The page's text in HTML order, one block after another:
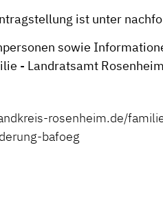
ist unter
sowie
- Landratsamt Rosenheim
rosenheim.de/
bafoeg